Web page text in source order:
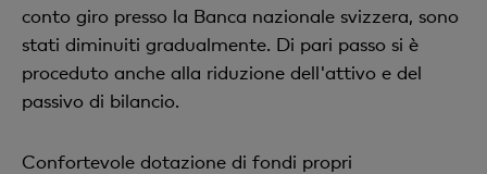
conto giro presso la Banca nazionale svizzera, sono
stati diminuiti gradualmente. Di pari passo si è
proceduto anche alla riduzione dell'attivo e del
passivo di bilancio.
Confortevole dotazione di fondi propri